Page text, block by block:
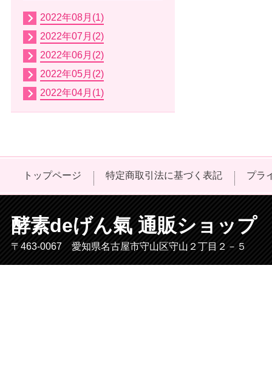
2022年08月(1)
2022年07月(2)
2022年06月(2)
2022年05月(2)
2022年04月(1)
トップページ 特定商取引法に基づく表記 プラ
酵素deげん氣 通販ショップ
〒463-0067 愛知県名古屋市守山区守山２丁目２－５